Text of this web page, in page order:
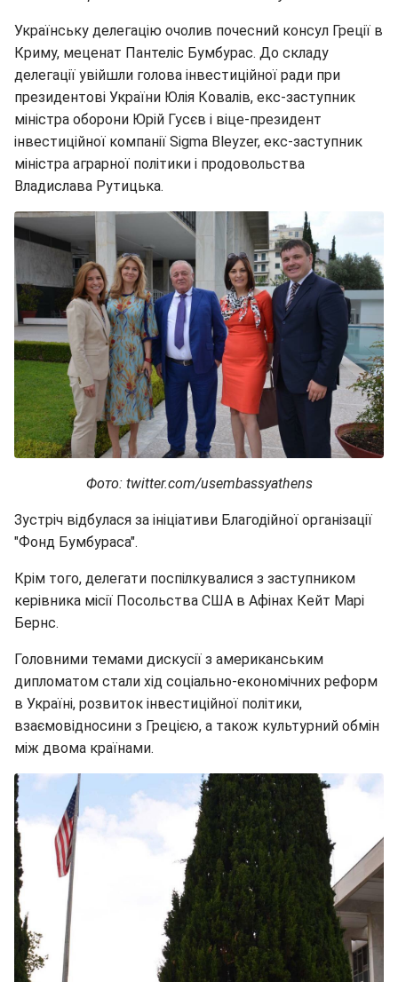
Українську делегацію очолив почесний консул Греції в
Криму, меценат Пантеліс Бумбурас. До складу
делегації увійшли голова інвестиційної ради при
президентові України Юлія Ковалів, екс-заступник
міністра оборони Юрій Гусєв і віце-президент
інвестиційної компанії Sigma Bleyzer, екс-заступник
міністра аграрної політики і продовольства
Владислава Рутицька.
Фото: twitter.com/usembassyathens
Зустріч відбулася за ініціативи Благодійної організації
"Фонд Бумбураса".
Крім того, делегати поспілкувалися з заступником
керівника місії Посольства США в Афінах Кейт Марі
Бернс.
Головними темами дискусії з американським
дипломатом стали хід соціально-економічних реформ
в Україні, розвиток інвестиційної політики,
взаємовідносини з Грецією, а також культурний обмін
між двома країнами.